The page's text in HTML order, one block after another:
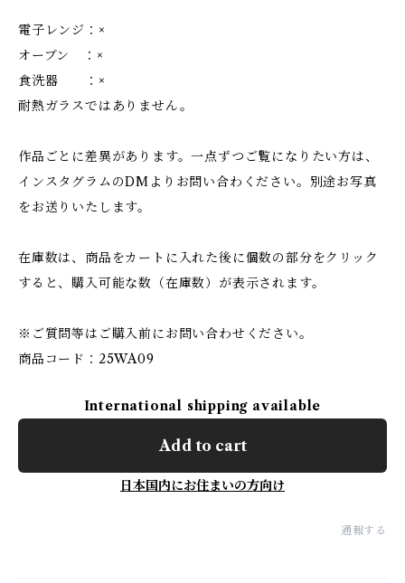
電子レンジ：×
オーブン ：×
食洗器 ：×
耐熱ガラスではありません。
作品ごとに差異があります。一点ずつご覧になりたい方は、
インスタグラムのDMよりお問い合わください。別途お写真
をお送りいたします。
在庫数は、商品をカートに入れた後に個数の部分をクリック
すると、購入可能な数（在庫数）が表示されます。
※ご質問等はご購入前にお問い合わせください。
商品コード：25WA09
International shipping available
Add to cart
日本国内にお住まいの方向け
通報する